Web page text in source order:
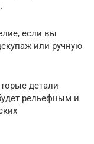
если вы
или ручную
детали
рельефным и